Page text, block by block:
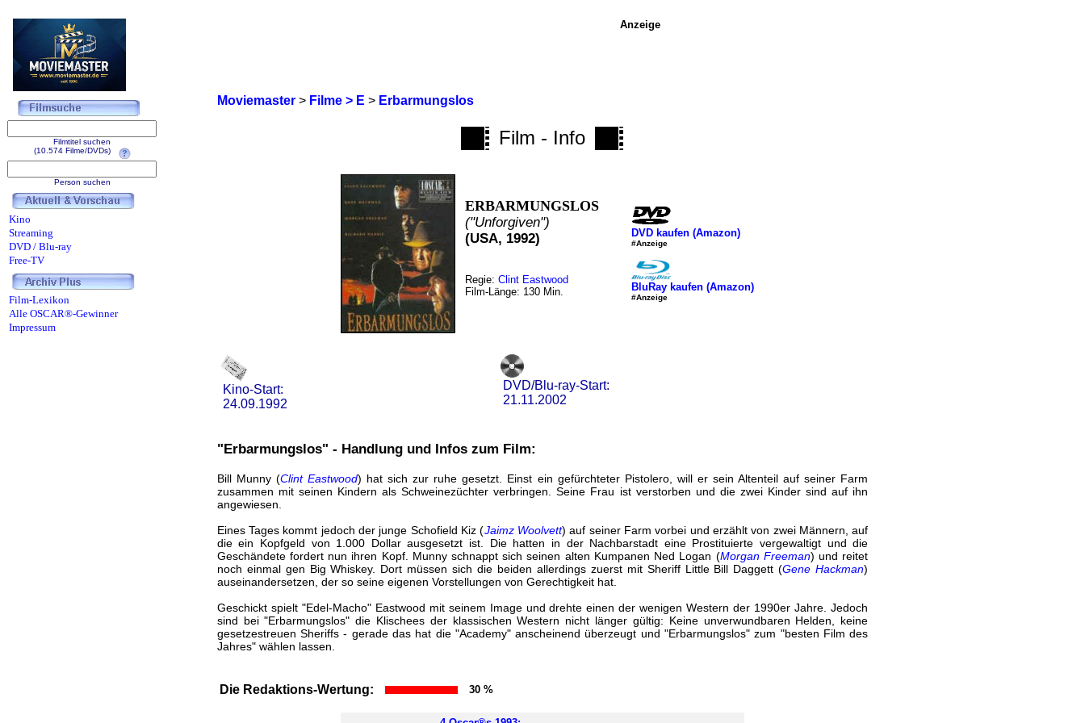
Moviemaster> Filme > E > Erbarmungslos
Film - Info
ERBARMUNGSLOS
("Unforgiven")
(USA, 1992)
Regie: Clint Eastwood
Film-Länge: 130 Min.
DVD kaufen (Amazon)
#Anzeige
BluRay kaufen (Amazon)
#Anzeige
Kino-Start:
24.09.1992
DVD/Blu-ray-Start:
21.11.2002
"Erbarmungslos" - Handlung und Infos zum Film:
Bill Munny (Clint Eastwood) hat sich zur ruhe gesetzt. Einst ein gefürchteter Pistolero, will er sein Altenteil auf seiner Farm
zusammen mit seinen Kindern als Schweinezüchter verbringen. Seine Frau ist verstorben und die zwei Kinder sind auf ihn
angewiesen.
Eines Tages kommt jedoch der junge Schofield Kiz (Jaimz Woolvett) auf seiner Farm vorbei und erzählt von zwei Männern, auf
die ein Kopfgeld von 1.000 Dollar ausgesetzt ist. Die hatten in der Nachbarstadt eine Prostituierte vergewaltigt und die
Geschändete fordert nun ihren Kopf. Munny schnappt sich seinen alten Kumpanen Ned Logan (Morgan Freeman) und reitet
noch einmal gen Big Whiskey. Dort müssen sich die beiden allerdings zuerst mit Sheriff Little Bill Daggett (Gene Hackman)
auseinandersetzen, der so seine eigenen Vorstellungen von Gerechtigkeit hat.
Geschickt spielt "Edel-Macho" Eastwood mit seinem Image und drehte einen der wenigen Western der 1990er Jahre. Jedoch
sind bei "Erbarmungslos" die Klischees der klassischen Western nicht länger gültig: Keine unverwundbaren Helden, keine
gesetzestreuen Sheriffs - gerade das hat die "Academy" anscheinend überzeugt und "Erbarmungslos" zum "besten Film des
Jahres" wählen lassen.
Die Redaktions-Wertung: 30 %
Anzeige
Filmtitel suchen
(10.574 Filme/DVDs)
Person suchen
Kino
Streaming
DVD / Blu-ray
Free-TV
Film-Lexikon
Alle OSCAR®-Gewinner
Impressum